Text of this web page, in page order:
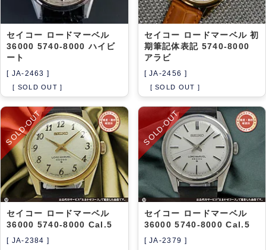
セイコー ロードマーベル
36000 5740-8000 ハイビ
ート
[ JA-2463 ]
[ SOLD OUT ]
セイコー ロードマーベル 初
期筆記体表記 5740-8000
アラビ
[ JA-2456 ]
[ SOLD OUT ]
SOLD-OUT
セイコー ロードマーベル
36000 5740-8000 Cal.5
[ JA-2384 ]
SOLD-OUT
セイコー ロードマーベル
36000 5740-8000 Cal.5
[ JA-2379 ]